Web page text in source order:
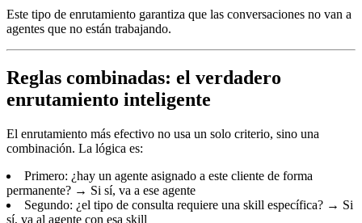
Este tipo de enrutamiento garantiza que las conversaciones no van a
agentes que no están trabajando.
Reglas combinadas: el verdadero
enrutamiento inteligente
El enrutamiento más efectivo no usa un solo criterio, sino una
combinación. La lógica es:
Primero: ¿hay un agente asignado a este cliente de forma
permanente? → Si sí, va a ese agente
Segundo: ¿el tipo de consulta requiere una skill específica? → Si
sí, va al agente con esa skill